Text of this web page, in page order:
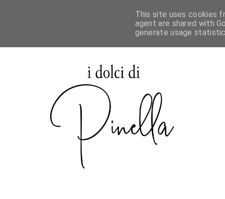
This site uses cookies
agent are shared with
generate usage